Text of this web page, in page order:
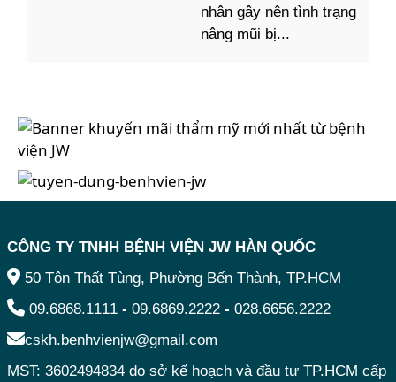
nhân gây nên tình trạng
nâng mũi bị...
CÔNG TY TNHH BỆNH VIỆN JW HÀN QUỐC
50 Tôn Thất Tùng, Phường Bến Thành, TP.HCM
09.6868.1111 - 09.6869.2222 - 028.6656.2222
cskh.benhvienjw@gmail.com
MST: 3602494834 do sở kế hoạch và đầu tư TP.HCM cấp